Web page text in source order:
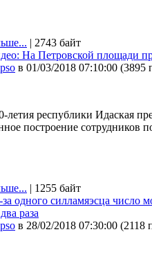
| 2743 байт
На Петровской площади
в 01/03/2018 07:10:00 (3895
летия республики Идаская
построение сотрудников
| 1255 байт
одного силламяэсца число
раза
в 28/02/2018 07:30:00 (2118